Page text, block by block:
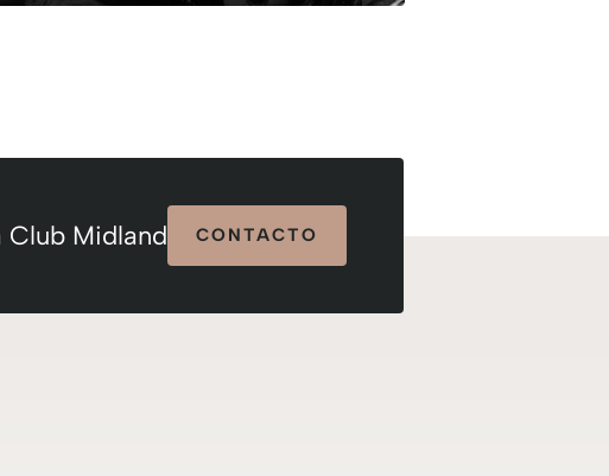
Club Midland CONTACTO